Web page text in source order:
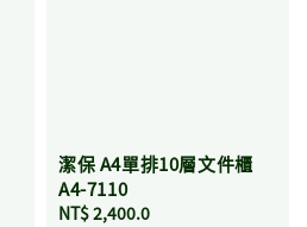
潔保 A4單排10層文件櫃
A4-7110
Regular
NT$ 2,400.0